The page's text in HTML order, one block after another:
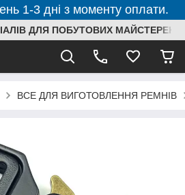
1-3 дні з моменту оплати.
ДЛЯ ПОБУТОВИХ МАЙСТЕРЕНЬ
ВСЕ ДЛЯ ВИГОТОВЛЕННЯ РЕМНІВ